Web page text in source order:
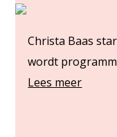
Christa Baas
wordt
Lees meer